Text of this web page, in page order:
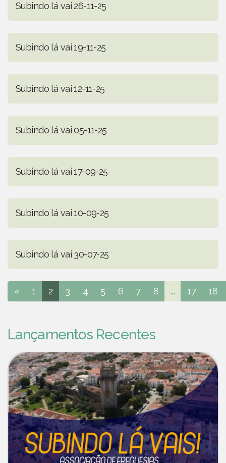
Subindo lá vai 26-11-25
Subindo lá vai 19-11-25
Subindo lá vai 12-11-25
Subindo lá vai 05-11-25
Subindo lá vai 17-09-25
Subindo lá vai 10-09-25
Subindo lá vai 30-07-25
« 1 2 3 4 5 6 7 8 ... 17 18
Lançamentos Recentes